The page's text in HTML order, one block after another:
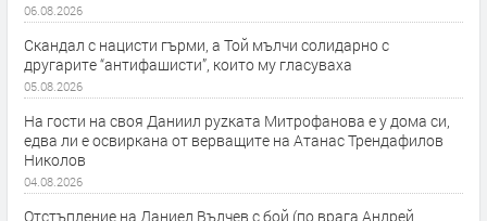
06.08.2026
Скандал с нацисти гърми, а Той мълчи солидарно с
другарите “антифашисти”, които му гласуваха
05.08.2026
На гости на своя Даниил руzката Митрофанова е у дома си,
едва ли е освиркана от верващите на Атанас Трендафилов
Николов
04.08.2026
Отстъпление на Даниел Вълчев с бой (по врага Андрей